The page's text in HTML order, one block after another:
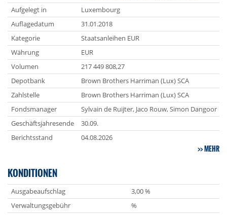
Aufgelegt in
Luxembourg
Auflagedatum
31.01.2018
Kategorie
Staatsanleihen EUR
Währung
EUR
Volumen
217 449 808,27
Depotbank
Brown Brothers Harriman (Lux) SCA
Zahlstelle
Brown Brothers Harriman (Lux) SCA
Fondsmanager
Sylvain de Ruijter, Jaco Rouw, Simon Dangoor
Geschäftsjahresende
30.09.
Berichtsstand
04.08.2026
MEHR
KONDITIONEN
Ausgabeaufschlag
3,00 %
Verwaltungsgebühr
%